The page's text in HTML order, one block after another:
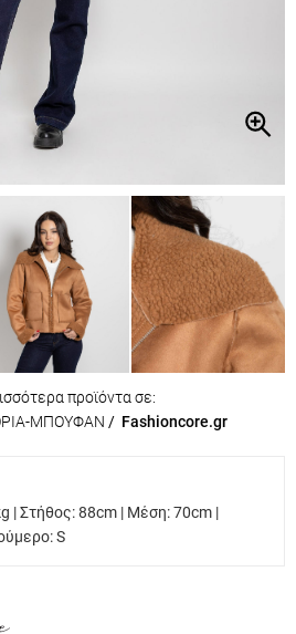
προϊόντα σε:
ΜΠΟΥΦΑΝ / Fashioncore.gr
| Στήθος: 88cm | Μέση: 70cm |
S